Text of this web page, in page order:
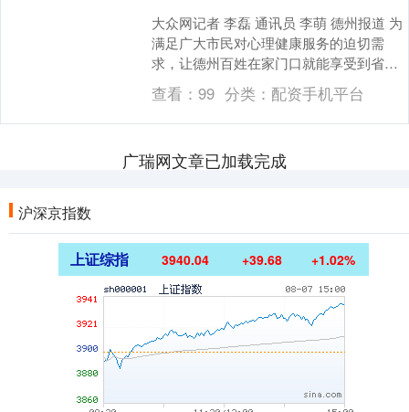
大众网记者 李磊 通讯员 李萌 德州报道 为
满足广大市民对心理健康服务的迫切需
求，让德州百姓在家门口就能享受到省级
优质医疗资源，经过前期精心筹备，3月1
日，德州....
查看：99 分类： 配资手机平台
广瑞网文章已加载完成
沪深京指数
上证综指 3940.04 +39.68 +1.02%